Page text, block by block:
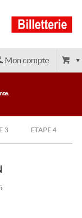
Mon compte
3 ETAPE 4